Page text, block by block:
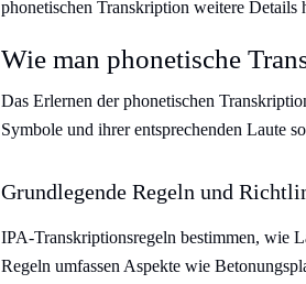
phonetischen Transkription weitere Details
Wie man phonetische
Das Erlernen der phonetischen
Symbole und ihrer entsprechenden Laute
Grundlegende Regeln und
IPA-Transkriptionsregeln bestimmen, wie
Regeln umfassen Aspekte wie